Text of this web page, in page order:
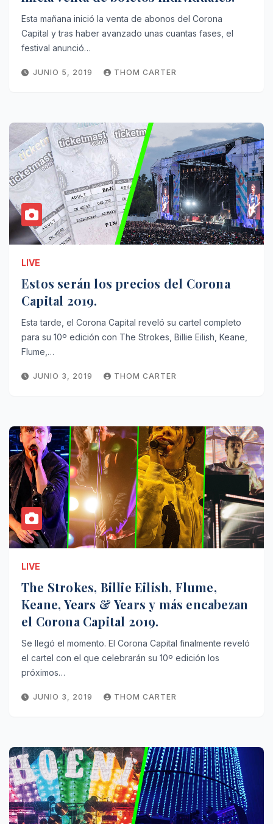
Esta mañana inició la venta de abonos del Corona
Capital y tras haber avanzado unas cuantas fases, el
festival anunció…
JUNIO 5, 2019 THOM CARTER
LIVE
Estos serán los precios del Corona
Capital 2019.
Esta tarde, el Corona Capital reveló su cartel completo
para su 10º edición con The Strokes, Billie Eilish, Keane,
Flume,…
JUNIO 3, 2019 THOM CARTER
LIVE
The Strokes, Billie Eilish, Flume,
Keane, Years & Years y más encabezan
el Corona Capital 2019.
Se llegó el momento. El Corona Capital finalmente reveló
el cartel con el que celebrarán su 10º edición los
próximos…
JUNIO 3, 2019 THOM CARTER